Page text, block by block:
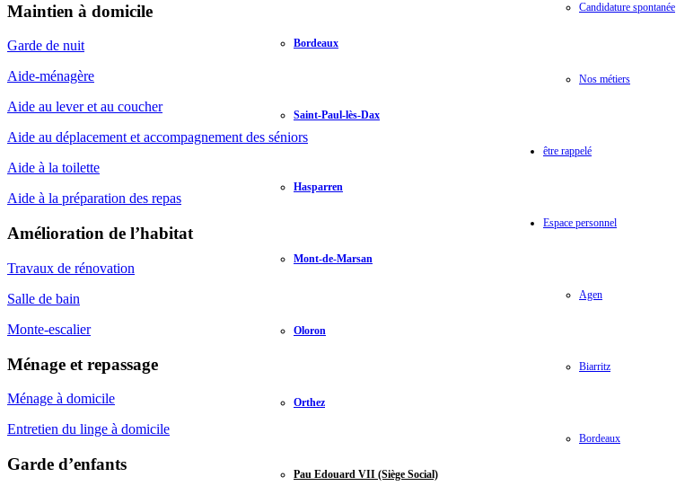
Bordeaux
Saint-Paul-lès-Dax
Hasparren
Mont-de-Marsan
Oloron
Orthez
Pau Edouard VII (Siège Social)
Candidature spontanée
Nos métiers
être rappelé
Espace personnel
Agen
Biarritz
Bordeaux
Maintien à domicile
Garde de nuit
Aide-ménagère
Aide au lever et au coucher
Aide au déplacement et accompagnement des séniors
Aide à la toilette
Aide à la préparation des repas
Amélioration de l’habitat
Travaux de rénovation
Salle de bain
Monte-escalier
Ménage et repassage
Ménage à domicile
Entretien du linge à domicile
Garde d’enfants